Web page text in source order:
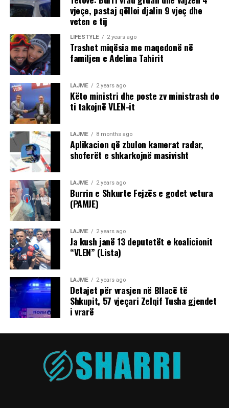
vjeçe, pastaj qëlloi djalin 9 vjeç dhe
veten e tij
LIFESTYLE 2 years ago
Trashet miqësia me maqedonë në
familjen e Adelina Tahirit
LAJME 2 years ago
Këto ministri dhe poste zv ministrash do
ti takojnë VLEN-it
LAJME 8 months ago
Aplikacion që zbulon kamerat radar,
shoferët e shkarkojnë masivisht
LAJME 2 years ago
Burrin e Shkurte Fejzës e godet vetura
(PAMJE)
LAJME 2 years ago
Ja kush janë 13 deputetët e koalicionit
“VLEN” (Lista)
LAJME 2 years ago
Detajet për vrasjen në Bllacë të
Shkupit, 57 vjeçari Zelqif Tusha gjendet
i vrarë